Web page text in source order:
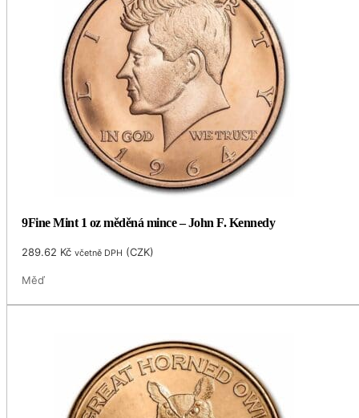
9Fine Mint 1 oz měděná mince – John F. Kennedy
289.62 Kč včetně DPH (CZK)
Měď